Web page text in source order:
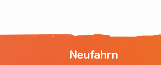
Neufahrn